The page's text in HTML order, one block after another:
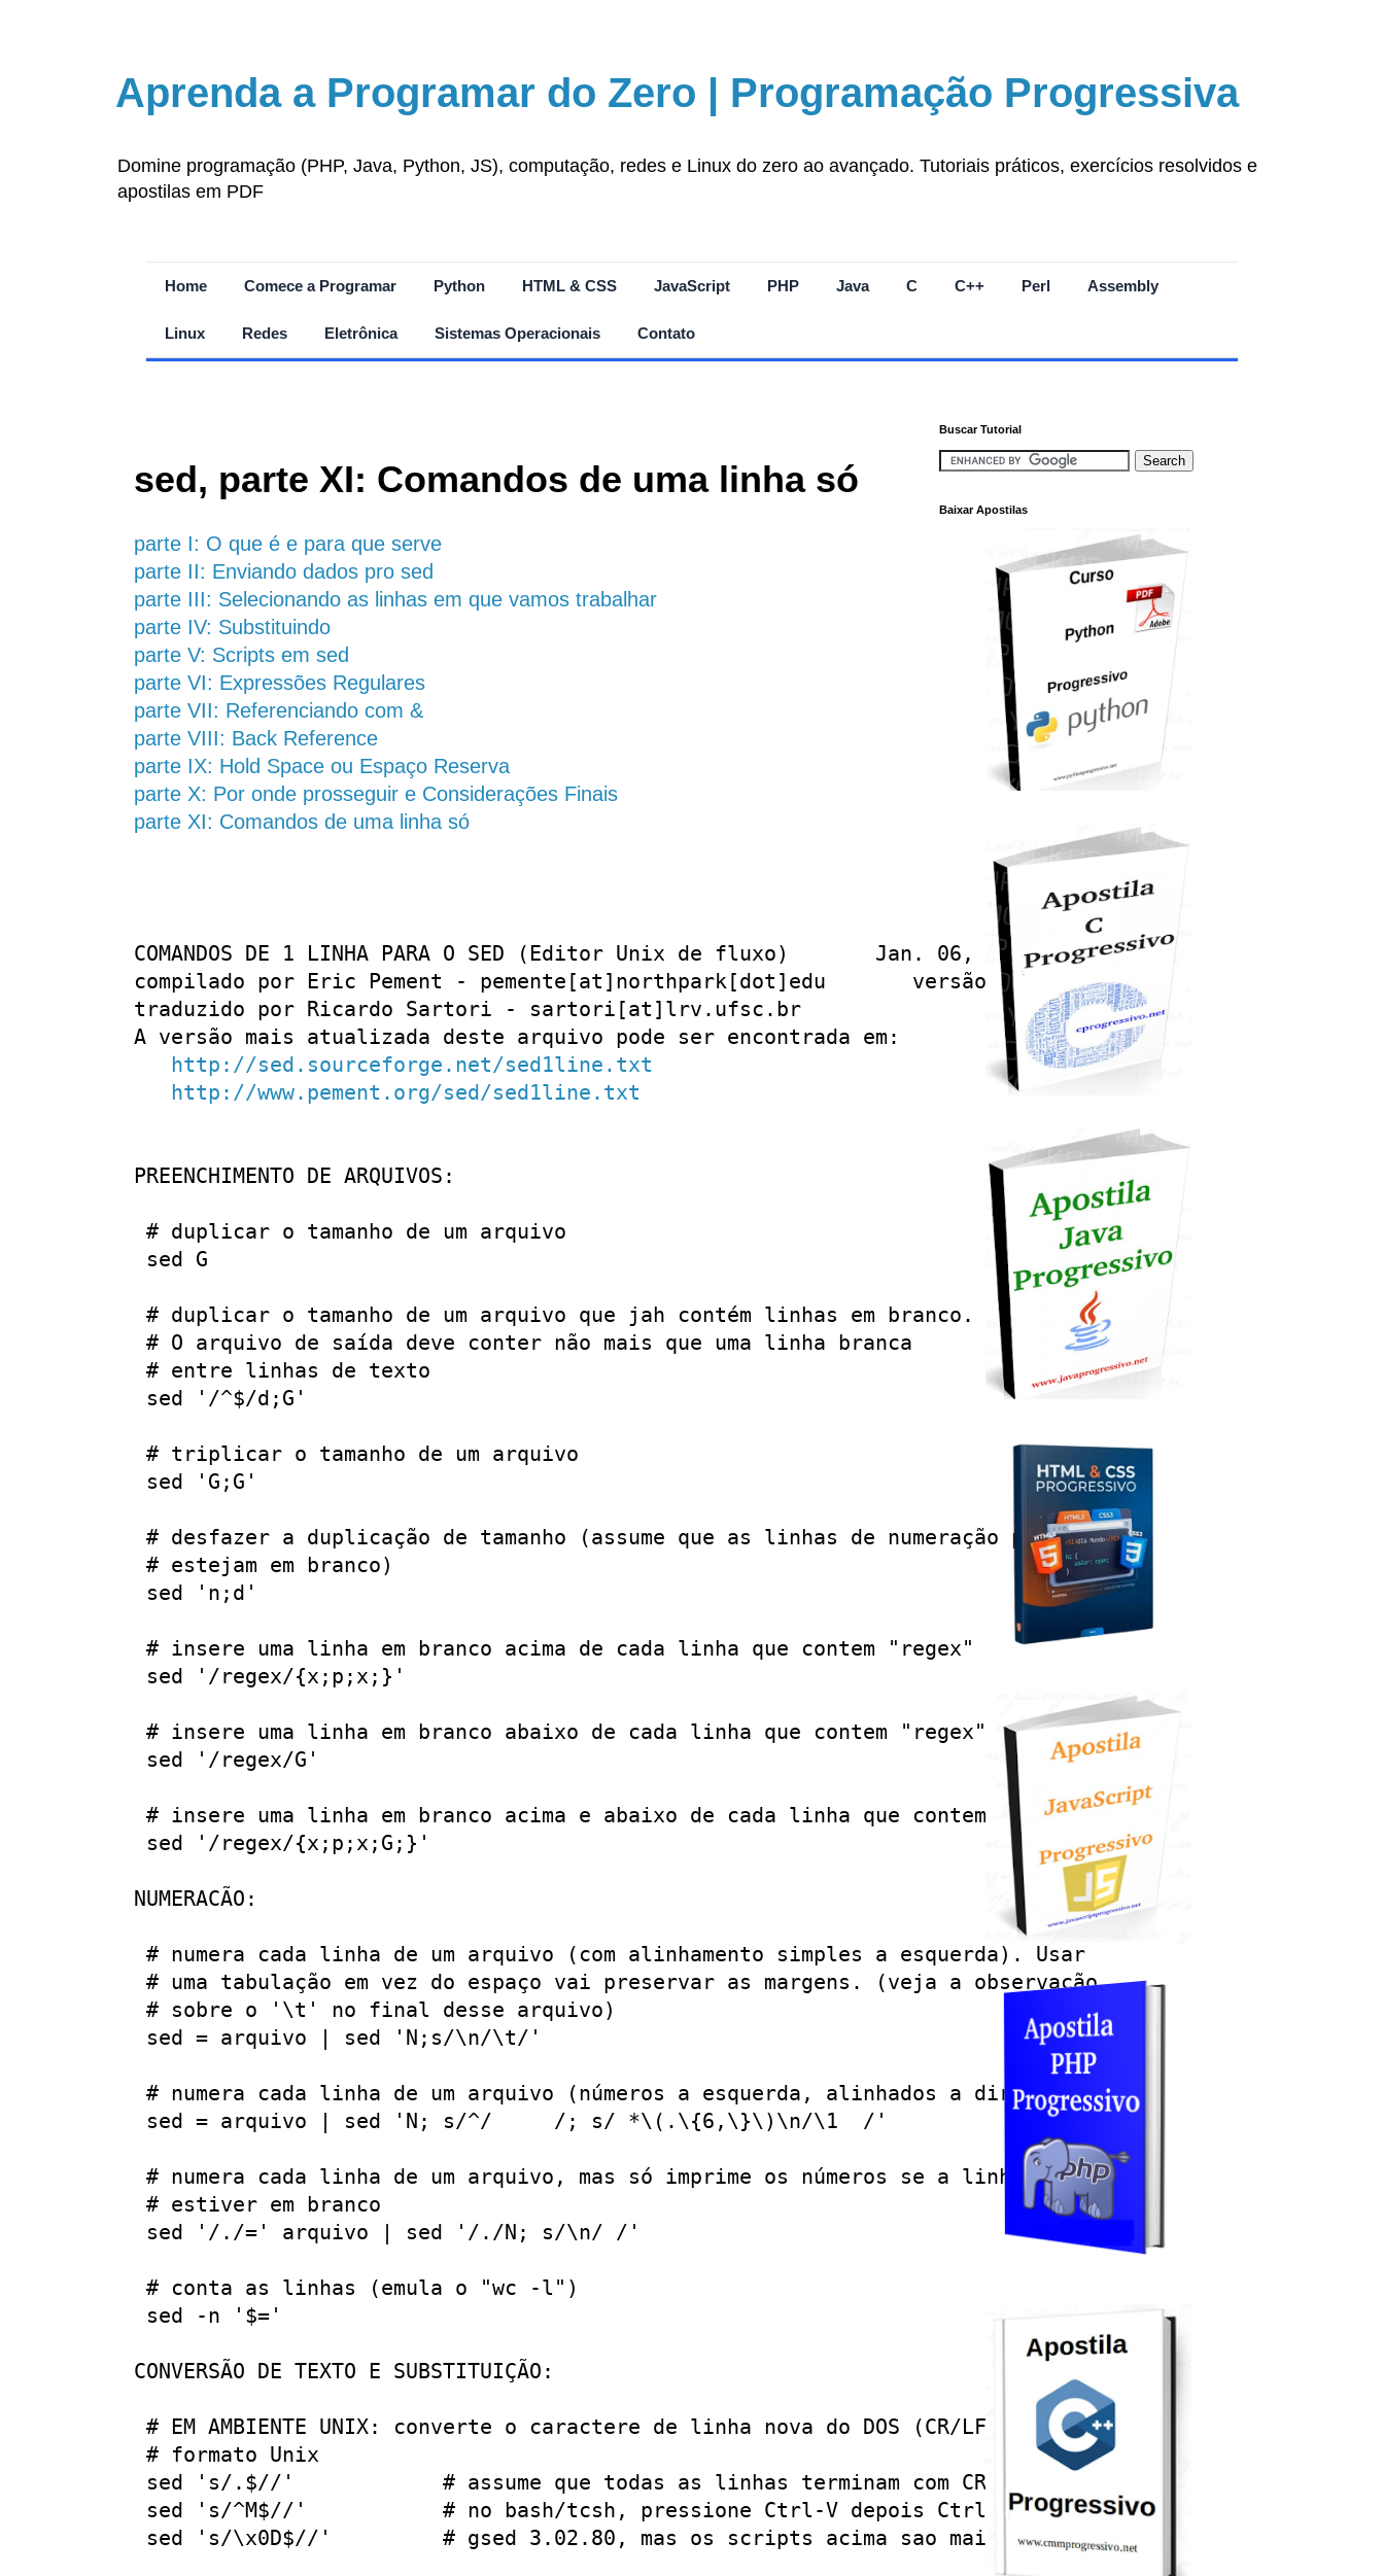
Aprenda a Programar do Zero | Programação Progressiva
Domine programação (PHP, Java, Python, JS), computação, redes e Linux do zero ao avançado. Tutoriais práticos, exercícios resolvidos e
apostilas em PDF
Home Comece a Programar Python HTML & CSS JavaScript PHP Java C C++ Perl Assembly
Linux Redes Eletrônica Sistemas Operacionais Contato
sed, parte XI: Comandos de uma linha só
parte I: O que é e para que serve
parte II: Enviando dados pro sed
parte III: Selecionando as linhas em que vamos trabalhar
parte IV: Substituindo
parte V: Scripts em sed
parte VI: Expressões Regulares
parte VII: Referenciando com &
parte VIII: Back Reference
parte IX: Hold Space ou Espaço Reserva
parte X: Por onde prosseguir e Considerações Finais
parte XI: Comandos de uma linha só
COMANDOS DE 1 LINHA PARA O SED (Editor Unix de fluxo)       Jan. 06, 2006
compilado por Eric Pement - pemente[at]northpark[dot]edu       versão 5.5
traduzido por Ricardo Sartori - sartori[at]lrv.ufsc.br
A versão mais atualizada deste arquivo pode ser encontrada em:
http://sed.sourceforge.net/sed1line.txt
http://www.pement.org/sed/sed1line.txt
PREENCHIMENTO DE ARQUIVOS:
# duplicar o tamanho de um arquivo
sed G
# duplicar o tamanho de um arquivo que jah contém linhas em branco.
# O arquivo de saída deve conter não mais que uma linha branca
# entre linhas de texto
sed '/^$/d;G'
# triplicar o tamanho de um arquivo
sed 'G;G'
# desfazer a duplicação de tamanho (assume que as linhas de numeração par
# estejam em branco)
sed 'n;d'
# insere uma linha em branco acima de cada linha que contem "regex"
sed '/regex/{x;p;x;}'
# insere uma linha em branco abaixo de cada linha que contem "regex"
sed '/regex/G'
# insere uma linha em branco acima e abaixo de cada linha que contem "regex"
sed '/regex/{x;p;x;G;}'
NUMERACÃO:
# numera cada linha de um arquivo (com alinhamento simples a esquerda). Usar
# uma tabulação em vez do espaço vai preservar as margens. (veja a observação
# sobre o '\t' no final desse arquivo)
sed = arquivo | sed 'N;s/\n/\t/'
# numera cada linha de um arquivo (números a esquerda, alinhados a direita)
sed = arquivo | sed 'N; s/^/     /; s/ *\(.\{6,\}\)\n/\1  /'
# numera cada linha de um arquivo, mas só imprime os números se a linha não
# estiver em branco
sed '/./=' arquivo | sed '/./N; s/\n/ /'
# conta as linhas (emula o "wc -l")
sed -n '$='
CONVERSÃO DE TEXTO E SUBSTITUIÇÃO:
# EM AMBIENTE UNIX: converte o caractere de linha nova do DOS (CR/LF) para o
# formato Unix
sed 's/.$//'            # assume que todas as linhas terminam com CR/LF
sed 's/^M$//'           # no bash/tcsh, pressione Ctrl-V depois Ctrl-M
sed 's/\x0D$//'         # gsed 3.02.80, mas os scripts acima sao mais simples
Buscar Tutorial
Baixar Apostilas